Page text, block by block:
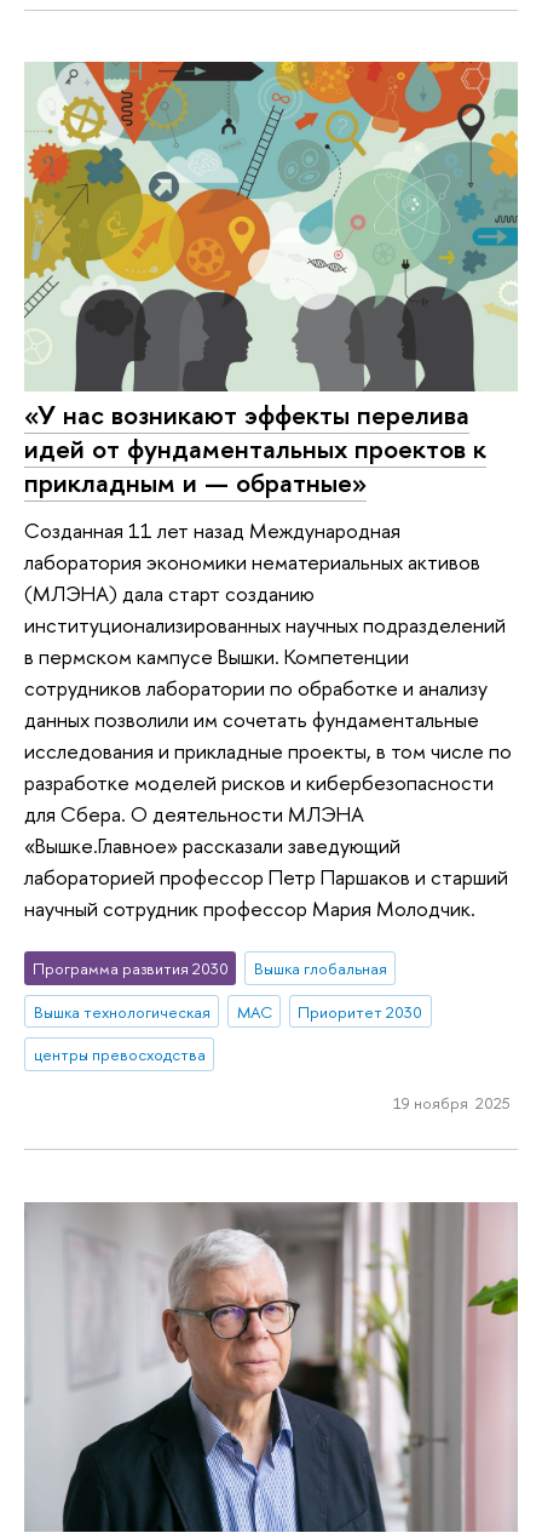
«У нас возникают эффекты перелива
идей от фундаментальных проектов к
прикладным и — обратные»
Созданная 11 лет назад Международная
лаборатория экономики нематериальных активов
(МЛЭНА) дала старт созданию
институционализированных научных подразделений
в пермском кампусе Вышки. Компетенции
сотрудников лаборатории по обработке и анализу
данных позволили им сочетать фундаментальные
исследования и прикладные проекты, в том числе по
разработке моделей рисков и кибербезопасности
для Сбера. О деятельности МЛЭНА
«Вышке.Главное» рассказали заведующий
лабораторией профессор Петр Паршаков и старший
научный сотрудник профессор Мария Молодчик.
Программа развития 2030
Вышка глобальная
Вышка технологическая
МАС
Приоритет 2030
центры превосходства
19 ноября 2025